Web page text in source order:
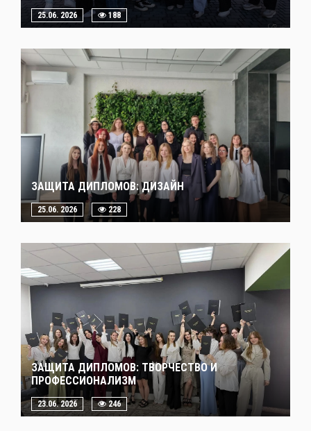
25.06. 2026 188
ЗАЩИТА ДИПЛОМОВ: ДИЗАЙН
25.06. 2026 228
ЗАЩИТА ДИПЛОМОВ: ТВОРЧЕСТВО И
ПРОФЕССИОНАЛИЗМ
23.06. 2026 246